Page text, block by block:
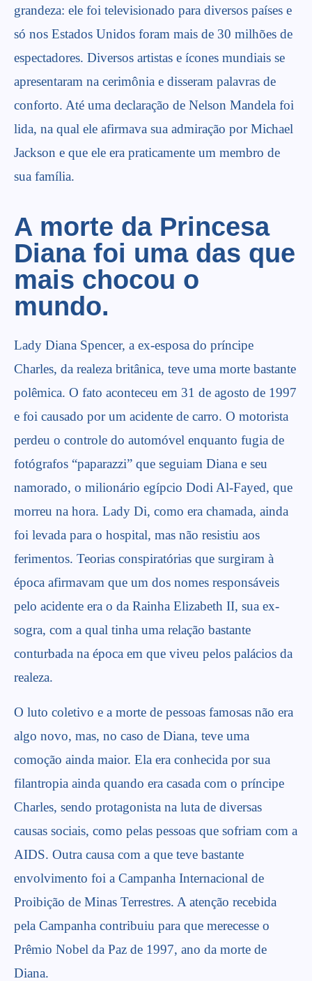
grandeza: ele foi televisionado para diversos países e
só nos Estados Unidos foram mais de 30 milhões de
espectadores. Diversos artistas e ícones mundiais se
apresentaram na cerimônia e disseram palavras de
conforto. Até uma declaração de Nelson Mandela foi
lida, na qual ele afirmava sua admiração por Michael
Jackson e que ele era praticamente um membro de
sua família.
A morte da Princesa
Diana foi uma das que
mais chocou o
mundo.
Lady Diana Spencer, a ex-esposa do príncipe
Charles, da realeza britânica, teve uma morte bastante
polêmica. O fato aconteceu em 31 de agosto de 1997
e foi causado por um acidente de carro. O motorista
perdeu o controle do automóvel enquanto fugia de
fotógrafos “paparazzi” que seguiam Diana e seu
namorado, o milionário egípcio Dodi Al-Fayed, que
morreu na hora. Lady Di, como era chamada, ainda
foi levada para o hospital, mas não resistiu aos
ferimentos. Teorias conspiratórias que surgiram à
época afirmavam que um dos nomes responsáveis
pelo acidente era o da Rainha Elizabeth II, sua ex-
sogra, com a qual tinha uma relação bastante
conturbada na época em que viveu pelos palácios da
realeza.
O luto coletivo e a morte de pessoas famosas não era
algo novo, mas, no caso de Diana, teve uma
comoção ainda maior. Ela era conhecida por sua
filantropia ainda quando era casada com o príncipe
Charles, sendo protagonista na luta de diversas
causas sociais, como pelas pessoas que sofriam com a
AIDS. Outra causa com a que teve bastante
envolvimento foi a Campanha Internacional de
Proibição de Minas Terrestres. A atenção recebida
pela Campanha contribuiu para que merecesse o
Prêmio Nobel da Paz de 1997, ano da morte de
Diana.